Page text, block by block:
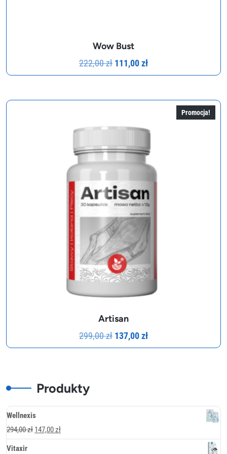
Wow Bust
222,00zł Pierwotna
cena
222,00 zł.
111,00złAktualna
cena
111,00 zł.
Promocja!
Artisan
299,00zł Pierwotna
cena
137,00złAktualna
cena
Produkty
Wellnexis
294,00zł Pierwotna
147,00złAktualna
Vitaxir